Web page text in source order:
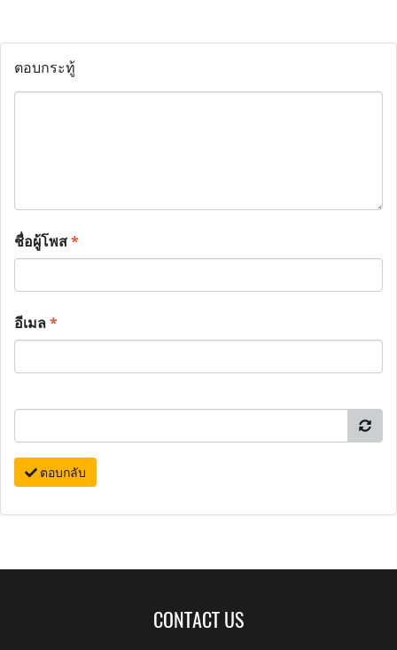
ตอบกระทู้
ชื่อผู้โพส*
อีเมล*
ตอบกลับ
CONTACT US